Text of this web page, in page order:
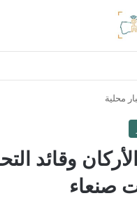
محلية
وقائد
صنعاء